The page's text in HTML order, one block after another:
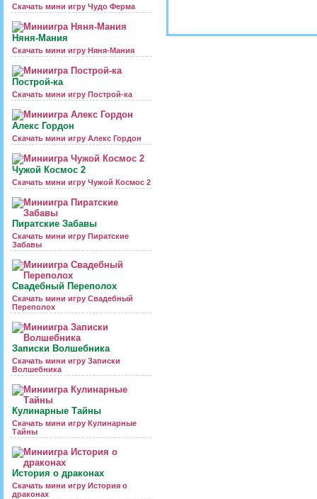
Скачать мини игру Чудо Ферма
Няня-Мания
Скачать мини игру Няня-Мания
Построй-ка
Скачать мини игру Построй-ка
Алекс Гордон
Скачать мини игру Алекс Гордон
Чужой Космос 2
Скачать мини игру Чужой Космос 2
Пиратские Забавы
Скачать мини игру Пиратские
Забавы
Свадебный Переполох
Скачать мини игру Свадебный
Переполох
Записки Волшебника
Скачать мини игру Записки
Волшебника
Кулинарные Тайны
Скачать мини игру Кулинарные
Тайны
История о драконах
Скачать мини игру История о
драконах